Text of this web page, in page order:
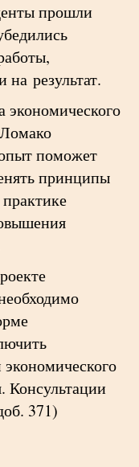
прошли
результат.
экономического
поможет
принципы
Консультации
371)